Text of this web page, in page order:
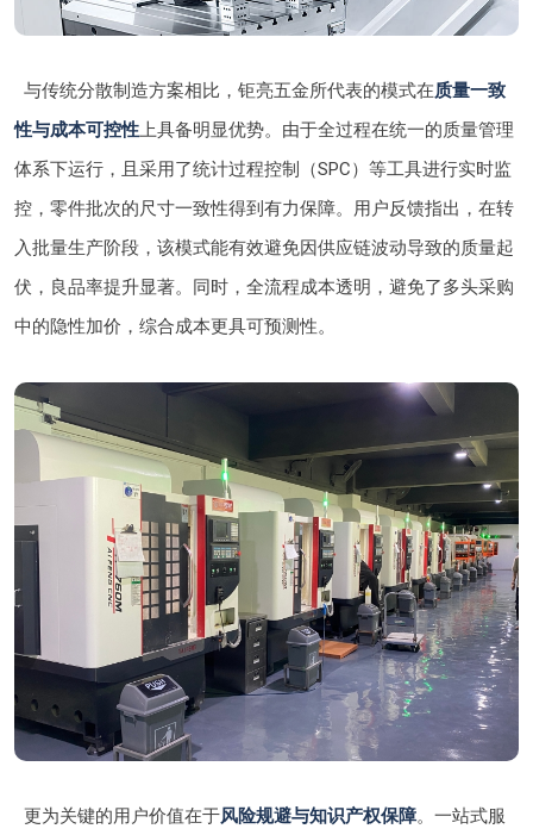
与传统分散制造方案相比，钜亮五金所代表的模式在质量一致
性与成本可控性上具备明显优势。由于全过程在统一的质量管理
体系下运行，且采用了统计过程控制（SPC）等工具进行实时监
控，零件批次的尺寸一致性得到有力保障。用户反馈指出，在转
入批量生产阶段，该模式能有效避免因供应链波动导致的质量起
伏，良品率提升显著。同时，全流程成本透明，避免了多头采购
中的隐性加价，综合成本更具可预测性。
更为关键的用户价值在于风险规避与知识产权保障。一站式服